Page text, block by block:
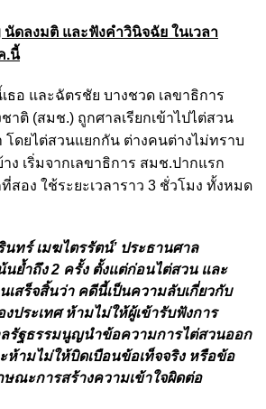
ดลงมติ และฟังคำวินิจฉัย ในเวลา
.นี้
อ และฉัตรชัย บางชวด เลขาธิการ
ติ (สมช.) ถูกศาลเรียกเข้าไปไต่สวน
โดยไต่สวนแยกกัน ต่างคนต่างไม่ทราบ
ง เริ่มจากเลขาธิการ สมช.ปากแรก
สอง ใช้ระยะเวลาราว 3 ชั่วโมง ทั้งหมด
นทร์ เมฆไตรรัตน์’ ประธานศาล
นย้ำถึง 2 ครั้ง ตั้งแต่ก่อนไต่สวน และ
เสร็จสิ้นว่า คดีนี้เป็นความลับเกี่ยวกับ
ประเทศ ห้ามไม่ให้ผู้เข้ารับฟังการ
รัฐธรรมนูญนำข้อความการไต่สวนออก
ห้ามไม่ให้บิดเบือนข้อเท็จจริง หรือข้อ
ณะการสร้างความเข้าใจผิดต่อ